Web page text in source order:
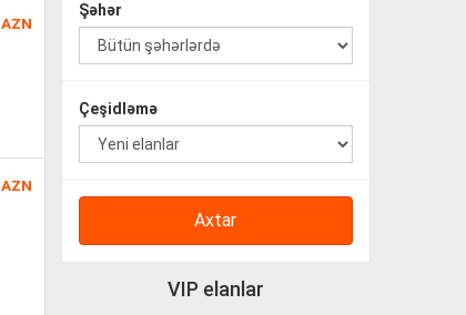
Şəhər
Çeşidləmə
Axtar
VIP elanlar
AZN
AZN